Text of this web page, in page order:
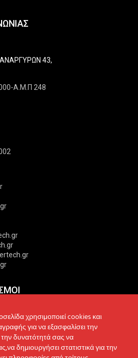
43,
Α.Μ.Π 248
Πολιτική Απορρήτου
Πολιτική Cookies
Πολιτική Προστασίας
χρησιμοποιεί cookies και
για να εξασφαλίσει την
δυνατότητά σας να
δημιουργήσει στατιστικά για την